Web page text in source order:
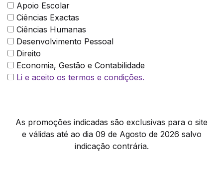
Apoio Escolar
Ciências Exactas
Ciências Humanas
Desenvolvimento Pessoal
Direito
Economia, Gestão e Contabilidade
Li e aceito os termos e condições.
As promoções indicadas são exclusivas para o site
e válidas até ao dia 09 de Agosto de 2026 salvo
indicação contrária.